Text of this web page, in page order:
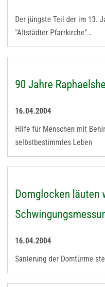
Der jüngste Teil der im 13.
"Altstädter Pfarrkirche"…
90 Jahre
16.04.2004
Hilfe für Menschen mit
selbstbestimmtes Leben
Domglocken läuten
16.04.2004
Sanierung der Domtürme